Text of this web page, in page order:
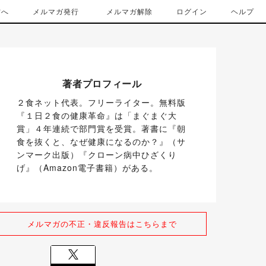
メルマガ発行 メルマガ解除 ログイン ヘルプ
著者プロフィール
２食ネット代表。フリーライター。無料版
『１日２食の健康革命』は「まぐまぐ大
賞」４年連続で部門賞を受賞。著書に『朝
食を抜くと、なぜ健康になるのか？』（サ
ンマーク出版）『クローン病中ひざくり
げ』（Amazon電子書籍）がある。
メルマガの不正・違反報告はこちらまで